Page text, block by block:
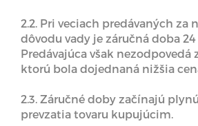
2.2. Pri veciach predávaných za
dôvodu vady je záručná doba
Predávajúca však nezodpovedá
ktorú bola dojednaná nižšia
2.3. Záručné doby začínajú
prevzatia tovaru kupujúcim.